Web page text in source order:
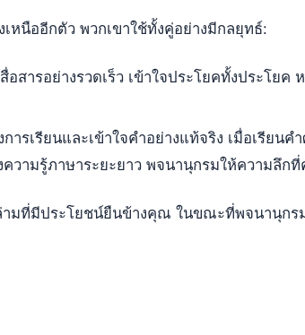
หนืออีกตัว พวกเขาใช้ทั้งคู่อย่างมีกลยุทธ์:
อสารอย่างรวดเร็ว เข้าใจประโยคทั้งประโย
รเรียนและเข้าใจคำอย่างแท้จริง เมื่อเรียนค
ความรู้ภาษาระยะยาว พจนานุกรมให้ความลึก
ามที่มีประโยชน์ยืนข้างคุณ ในขณะที่พจนานุกร